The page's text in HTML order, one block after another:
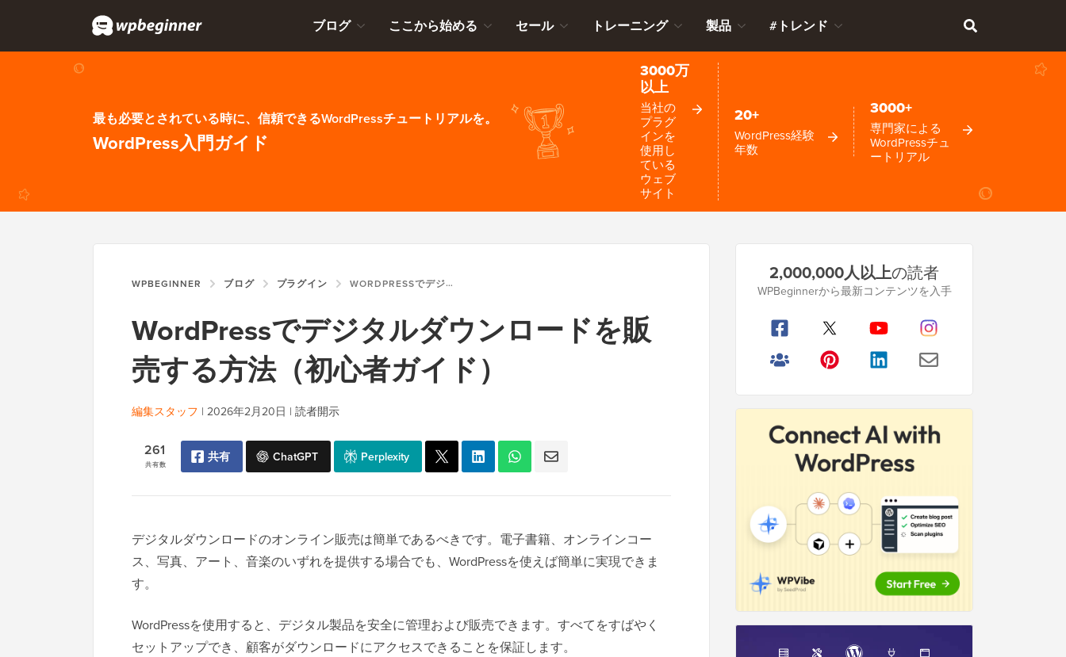
ブログ ここから始める セール トレーニング 製品 #トレンド
最も必要とされている時に、信頼できるWordPressチュートリアルを。
WordPress入門ガイド
3000万
以上
当社の
プラグ
インを
使用し
ている
ウェブ
サイト
20+
WordPress経験
年数
3000+
専門家による
WordPressチュ
ートリアル
WPBEGINNER ブログ プラグイン WORDPRESSでデジタルダウンロードを販売する方法（初心者ガイド）
WordPressでデジタルダウンロードを販
売する方法（初心者ガイド）
編集スタッフ | 2026年2月20日 | 読者開示
共有数
261 共有 ChatGPT Perplexity
デジタルダウンロードのオンライン販売は簡単であるべきです。電子書籍、オンラインコー
ス、写真、アート、音楽のいずれを提供する場合でも、WordPressを使えば簡単に実現できま
す。
WordPressを使用すると、デジタル製品を安全に管理および販売できます。すべてをすばやく
セットアップでき、顧客がダウンロードにアクセスできることを保証します。
サ
ー
2,000,000人以上の読者
WPBeginnerから最新コンテンツを入手